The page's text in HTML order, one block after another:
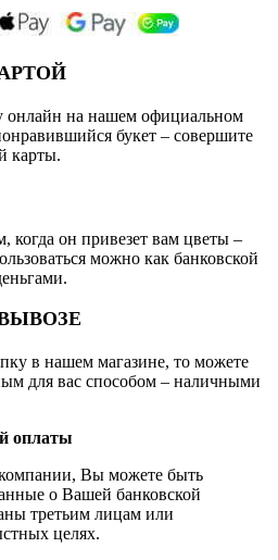
онлайн на нашем официальном
букет – совершите
карты.
когда он привезет вам цветы –
можно как банковской
в нашем магазине, то можете
для вас способом – наличными
оплаты
Вы можете быть
о Вашей банковской
третьим лицам или
целях.